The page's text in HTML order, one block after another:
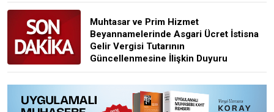
Muhtasar ve Prim Hizmet
Beyannamelerinde Asgari Ücret İstisna
Gelir Vergisi Tutarının
Güncellenmesine İlişkin Duyuru